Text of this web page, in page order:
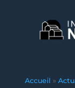
Accueil »